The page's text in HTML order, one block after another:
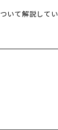
いて解説してい